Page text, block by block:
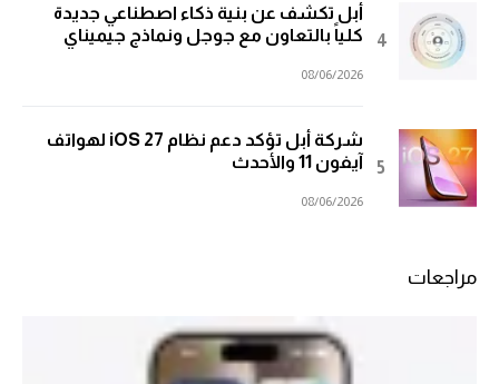
أبل تكشف عن بنية ذكاء اصطناعي جديدة
كلياً بالتعاون مع جوجل ونماذج جيميناي
08/06/2026
شركة أبل تؤكد دعم نظام iOS 27 لهواتف
آيفون 11 والأحدث
08/06/2026
مراجعات